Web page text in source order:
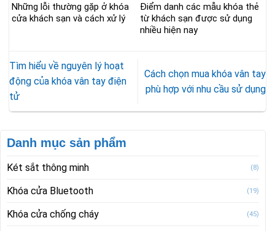
Những lỗi thường gặp ở khóa
cửa khách sạn và cách xử lý
Điểm danh các mẫu khóa thẻ
từ khách sạn được sử dụng
nhiều hiện nay
Tìm hiểu về nguyên lý hoạt
động của khóa vân tay điện
tử
Cách chọn mua khóa vân tay
phù hợp với nhu cầu sử dụng
Danh mục sản phẩm
Két sắt thông minh (8)
Khóa cửa Bluetooth (19)
Khóa cửa chống cháy (45)